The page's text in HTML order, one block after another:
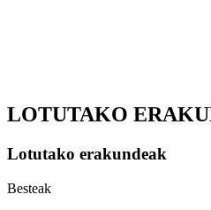
LOTUTAKO
Lotutako erakundeak
Besteak